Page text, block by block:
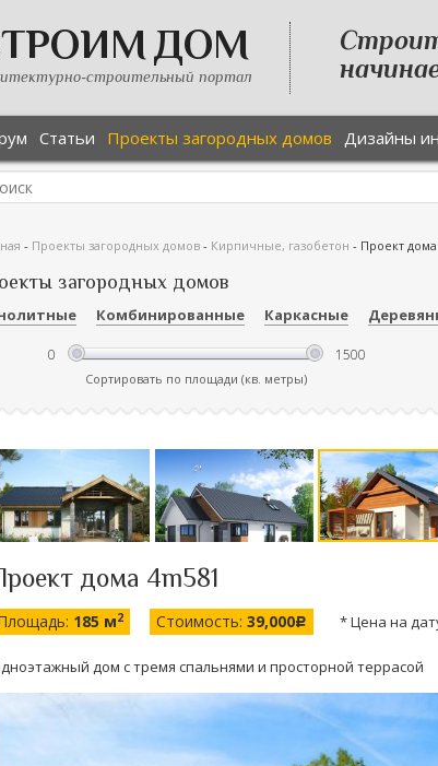
ДОМ
строительный портал
Статьи Проекты загородных домов Дизайны
- Проекты загородных домов - Кирпичные, газобетон - Проект дома
загородных домов
Комбинированные Каркасные
Сортировать по площади (кв. метры)
дома 4m581
185 м2 Стоимость: 39,000c * Цена на
дом с тремя спальнями и просторной террасой